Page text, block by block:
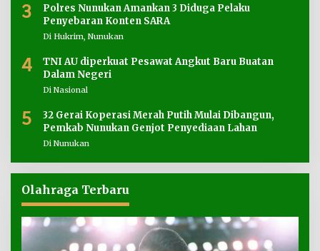
3
Polres Nunukan Amankan 3 Diduga Pelaku
Penyebaran Konten SARA
Di Hukrim, Nunukan
4
TNI AU diperkuat Pesawat Angkut Baru Buatan
Dalam Negeri
Di Nasional
5
32 Gerai Koperasi Merah Putih Mulai Dibangun,
Pemkab Nunukan Genjot Penyediaan Lahan
Di Nunukan
Olahraga Terbaru